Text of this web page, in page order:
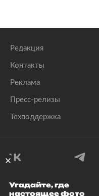
Редакция
Контакты
Реклама
Пресс-релизы
Техподдержка
©
Угадайте, где
настоящее фото